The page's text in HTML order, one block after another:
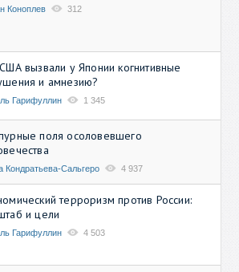
Коноплев 312
вызвали у Японии когнитивные
и амнезию?
Гарифуллин 1 345
поля осоловевшего
Кондратьева-Сальгеро 4 937
терроризм против России:
и цели
Гарифуллин 4 503